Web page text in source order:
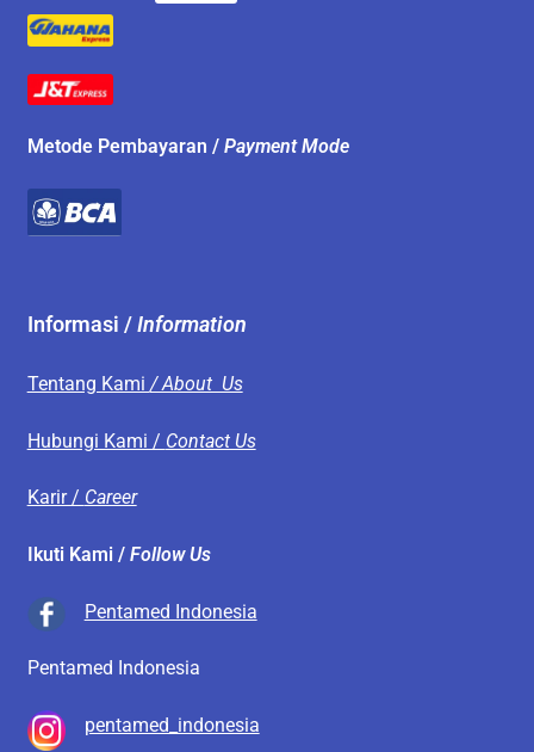
Metode Pembayaran / Payment Mode
Informasi /Information
Tentang Kami / About Us
Hubungi Kami / Contact Us
Karir / Career
Ikuti Kami / Follow Us
Pentamed Indonesia
Pentamed Indonesia
pentamed_indonesia